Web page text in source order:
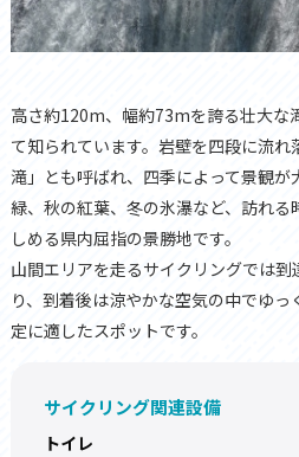
高さ約120m、幅約73mを誇る壮大な
て知られています。岩壁を四段に流
滝」とも呼ばれ、四季によって景観が
緑、秋の紅葉、冬の氷瀑など、訪れ
しめる県内屈指の景勝地です。
山間エリアを走るサイクリングでは
り、到着後は涼やかな空気の中でゆ
定に適したスポットです。
サイクリング関連設備
トイレ